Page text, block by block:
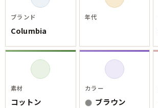
ブランド
Columbia
年代
素材
コットン
カラー
ブラウン